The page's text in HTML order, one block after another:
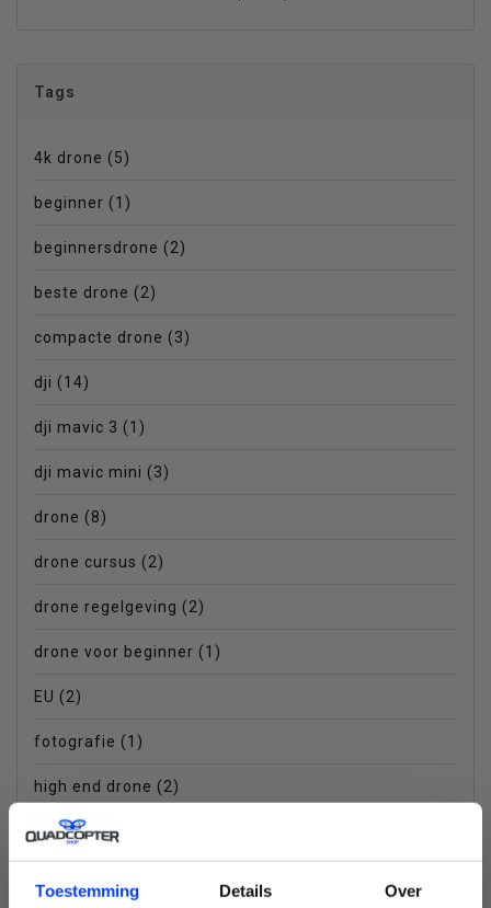
Toestemming Details Over
Tags
4k drone (5)
beginner (1)
beginnersdrone (2)
beste drone (2)
compacte drone (3)
dji (14)
dji mavic 3 (1)
dji mavic mini (3)
drone (8)
drone cursus (2)
drone regelgeving (2)
drone voor beginner (1)
EU (2)
fotografie (1)
high end drone (2)
inklapbare drone